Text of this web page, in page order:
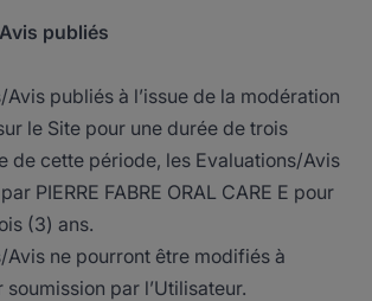
publiés
publiés à l’issue de la modération
le Site pour une durée de trois
de cette période, les Evaluations/Avis
PIERRE FABRE ORAL CARE E pour
(3) ans.
Avis ne pourront être modifiés à
par l’Utilisateur.